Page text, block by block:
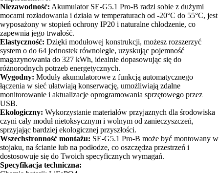
Niezawodność: Akumulator SE-G5.1 Pro-B radzi sobie z dużymi
mocami rozładowania i działa w temperaturach od -20°C do 55°C, jest
wyposażony w stopień ochrony IP20 i naturalne chłodzenie, co
zapewnia jego trwałość.
Elastyczność: Dzięki modułowej konstrukcji, możesz rozszerzyć
system o do 64 jednostek równolegle, uzyskując pojemność
magazynowania do 327 kWh, idealnie dopasowując się do
różnorodnych potrzeb energetycznych.
Wygodny: Moduły akumulatorowe z funkcją automatycznego
łączenia w sieć ułatwiają konserwację, umożliwiają zdalne
monitorowanie i aktualizacje oprogramowania sprzętowego przez
USB.
Ekologiczny: Wykorzystanie materiałów przyjaznych dla środowiska
czyni cały moduł nietoksycznym i wolnym od zanieczyszczeń,
sprzyjając bardziej ekologicznej przyszłości.
Wszechstronność montażu: SE-G5.1 Pro-B może być montowany w
stojaku, na ścianie lub na podłodze, co oszczędza przestrzeń i
dostosowuje się do Twoich specyficznych wymagań.
Specyfikacja techniczna: